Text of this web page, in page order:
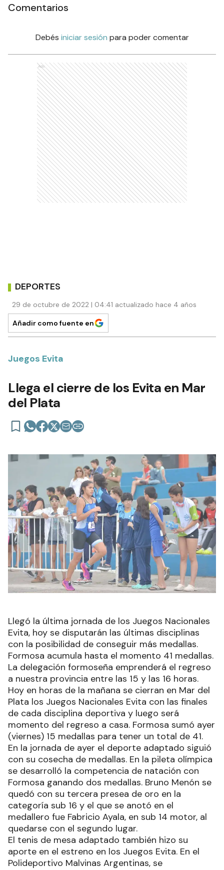
Comentarios
Debés iniciar sesión para poder comentar
Ads
DEPORTES
29 de octubre de 2022 | 04:41 actualizado hace 4 años
Añadir como fuente en
Juegos Evita
Llega el cierre de los Evita en Mar
del Plata
Llegó la última jornada de los Juegos Nacionales
Evita, hoy se disputarán las últimas disciplinas
con la posibilidad de conseguir más medallas.
Formosa acumula hasta el momento 41 medallas.
La delegación formoseña emprenderá el regreso
a nuestra provincia entre las 15 y las 16 horas.
Hoy en horas de la mañana se cierran en Mar del
Plata los Juegos Nacionales Evita con las finales
de cada disciplina deportiva y luego será
momento del regreso a casa. Formosa sumó ayer
(viernes) 15 medallas para tener un total de 41.
En la jornada de ayer el deporte adaptado siguió
con su cosecha de medallas. En la pileta olímpica
se desarrolló la competencia de natación con
Formosa ganando dos medallas. Bruno Menón se
quedó con su tercera presea de oro en la
categoría sub 16 y el que se anotó en el
medallero fue Fabricio Ayala, en sub 14 motor, al
quedarse con el segundo lugar.
El tenis de mesa adaptado también hizo su
aporte en el estreno en los Juegos Evita. En el
Polideportivo Malvinas Argentinas, se